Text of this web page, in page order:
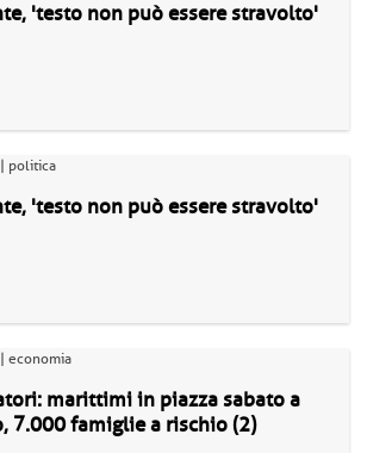
'testo non può essere stravolto'
politica
'testo non può essere stravolto'
economia
marittimi in piazza sabato a
7.000 famiglie a rischio (2)